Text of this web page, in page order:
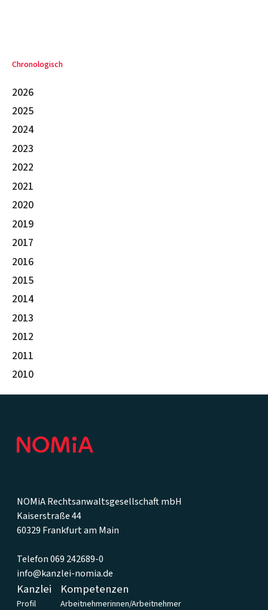
Chronologisch
2026
2025
2024
2023
2022
2021
2020
2019
2017
2016
2015
2014
2013
2012
2011
2010
NOMiA Rechtsanwaltsgesellschaft mbH
Kaiserstraße 44
60329 Frankfurt am Main
Telefon 069 242689-0
info@kanzlei-nomia.de
Kanzlei
Profil
Kompetenzen
Arbeitnehmerinnen/Arbeitnehmer